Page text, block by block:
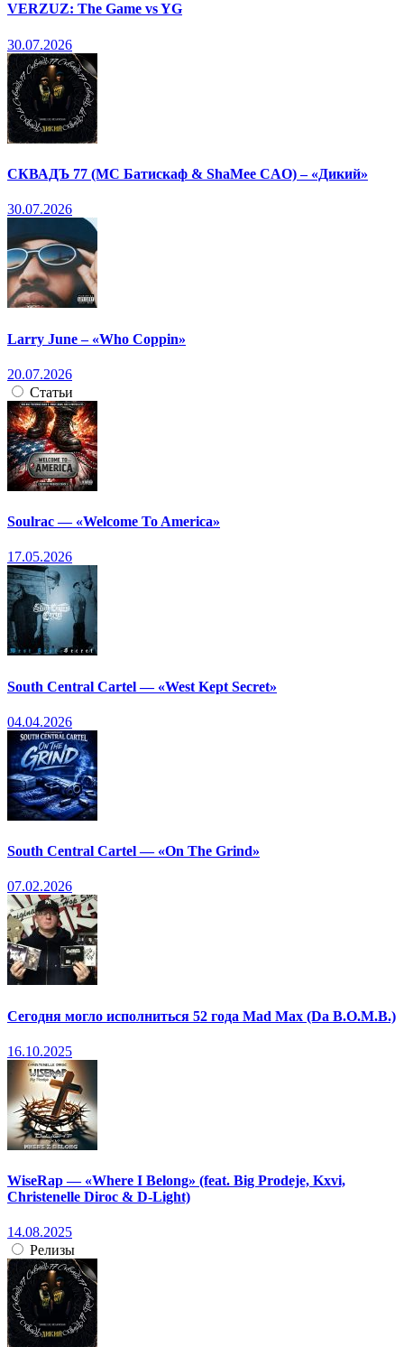
VERZUZ: The Game vs YG
30.07.2026
СКВАДЪ 77 (МС Батискаф & ShaMee CAO) – «Дикий»
30.07.2026
Larry June – «Who Coppin»
20.07.2026
Статьи
Soulrac — «Welcome To America»
17.05.2026
South Central Cartel — «West Kept Secret»
04.04.2026
South Central Cartel — «On The Grind»
07.02.2026
Сегодня могло исполниться 52 года Mad Max (Da B.O.M.B.)
16.10.2025
WiseRap — «Where I Belong» (feat. Big Prodeje, Kxvi,
Christenelle Diroc & D-Light)
14.08.2025
Релизы